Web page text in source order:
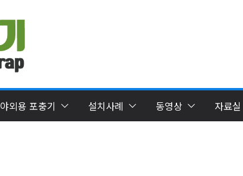
야외용 포충기 설치사례 동영상 자료실